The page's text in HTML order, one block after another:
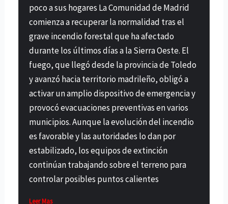
poco a sus hogares La Comunidad de Madrid
comienza a recuperar la normalidad tras el
grave incendio forestal que ha afectado
durante los últimos días a la Sierra Oeste. El
fuego, que llegó desde la provincia de Toledo
y avanzó hacia territorio madrileño, obligó a
activar un amplio dispositivo de emergencia y
provocó evacuaciones preventivas en varios
municipios. Aunque la evolución del incendio
es favorable y las autoridades lo dan por
estabilizado, los equipos de extinción
continúan trabajando sobre el terreno para
controlar posibles puntos calientes
Leer Mas